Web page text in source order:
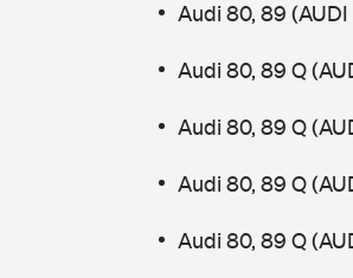
Audi 80, 89
Audi 80, 89 Q
Audi 80, 89 Q
Audi 80, 89 Q
Audi 80, 89 Q